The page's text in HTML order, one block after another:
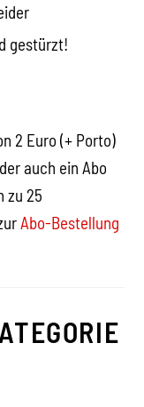
gestürzt!
2 Euro (+ Porto)
auch ein Abo
zu 25
Abo-Bestellung